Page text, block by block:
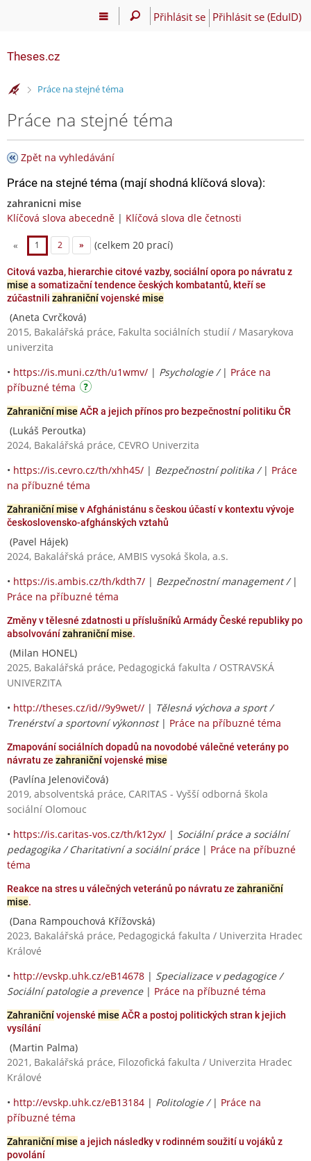
Přihlásit se Přihlásit se (EduID)
Theses.cz
>Práce na stejné téma
Práce na stejné téma
Zpět na vyhledávání
Práce na stejné téma (mají shodná klíčová slova):
zahranicni mise
Klíčová slova abecedně | Klíčová slova dle četnosti
« 1 2 » (celkem 20 prací)
Citová vazba, hierarchie citové vazby, sociální opora po návratu z
mise a somatizační tendence českých kombatantů, kteří se
zúčastnili zahraničnívojenské mise
(Aneta Cvrčková)
2015, Bakalářská práce, Fakulta sociálních studií / Masarykova
univerzita
• https://is.muni.cz/th/u1wmv/ | Psychologie / | Práce na
příbuzné téma
Zahraniční mise AČR a jejich přínos pro bezpečnostní politiku ČR
(Lukáš Peroutka)
2024, Bakalářská práce, CEVRO Univerzita
• https://is.cevro.cz/th/xhh45/ | Bezpečnostní politika / | Práce
na příbuzné téma
Zahraniční mise v Afghánistánu s českou účastí v kontextu vývoje
československo-afghánských vztahů
(Pavel Hájek)
2024, Bakalářská práce, AMBIS vysoká škola, a.s.
• https://is.ambis.cz/th/kdth7/ | Bezpečnostní management / |
Práce na příbuzné téma
Změny v tělesné zdatnosti u příslušníků Armády České republiky po
absolvovánízahraniční mise.
(Milan HONEL)
2025, Bakalářská práce, Pedagogická fakulta / OSTRAVSKÁ
UNIVERZITA
• http://theses.cz/id//9y9wet// | Tělesná výchova a sport /
Trenérství a sportovní výkonnost| Práce na příbuzné téma
Zmapování sociálních dopadů na novodobé válečné veterány po
návratu ze zahraničnívojenské mise
(Pavlína Jelenovičová)
2019, absolventská práce, CARITAS - Vyšší odborná škola
sociální Olomouc
• https://is.caritas-vos.cz/th/k12yx/ | Sociální práce a sociální
pedagogika / Charitativní a sociální práce| Práce na příbuzné
téma
Reakce na stres u válečných veteránů po návratu ze zahraniční
mise.
(Dana Rampouchová Křížovská)
2023, Bakalářská práce, Pedagogická fakulta / Univerzita Hradec
Králové
• http://evskp.uhk.cz/eB14678 | Specializace v pedagogice /
Sociální patologie a prevence| Práce na příbuzné téma
Zahraničnívojenské mise AČR a postoj politických stran k jejich
vysílání
(Martin Palma)
2021, Bakalářská práce, Filozofická fakulta / Univerzita Hradec
Králové
• http://evskp.uhk.cz/eB13184 | Politologie / | Práce na
příbuzné téma
Zahraniční mise a jejich následky v rodinném soužití u vojáků z
povolání